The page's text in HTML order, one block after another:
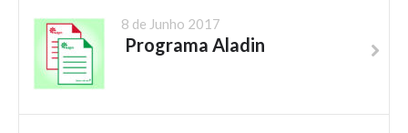
8 de Junho 2017
Programa Aladin